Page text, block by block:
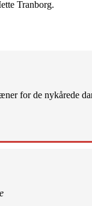
Tranborg.
for de nykårede